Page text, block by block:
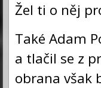
Žel ti o něj
Také Adam
a tlačil se z
obrana však